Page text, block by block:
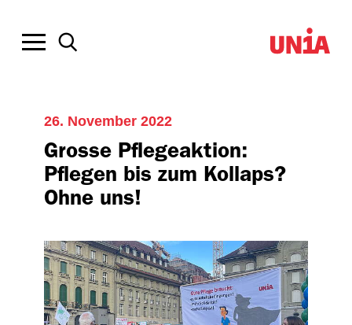
26. November 2022
Grosse Pflegeaktion:
Pflegen bis zum Kollaps?
Ohne uns!